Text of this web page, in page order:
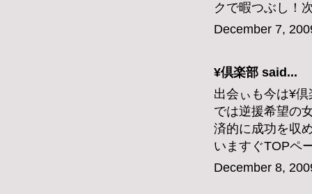
クで暇つぶし！
December 7,
¥倶楽部 said...
出会ぃも今は¥
では逆援希望の
済的に成功を収
いますぐTOPペ
December 8,